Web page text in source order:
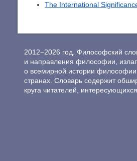
The International
2012−2026 год. Философский
и направления философии,
о всемирной истории
странах. Словарь содержит
круга читателей,